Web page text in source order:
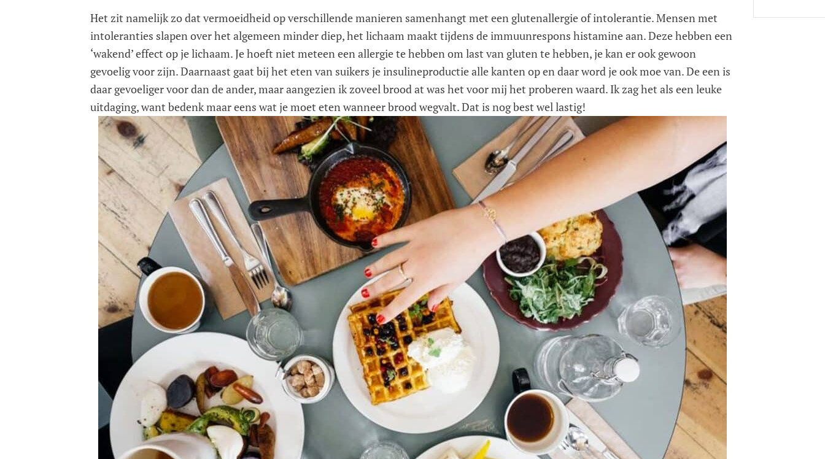
Het zit namelijk zo dat vermoeidheid op verschillende manieren samenhangt met een glutenallergie of intolerantie. Mensen met
intoleranties slapen over het algemeen minder diep, het lichaam maakt tijdens de immuunrespons histamine aan. Deze hebben een
‘wakend’ effect op je lichaam. Je hoeft niet meteen een allergie te hebben om last van gluten te hebben, je kan er ook gewoon
gevoelig voor zijn. Daarnaast gaat bij het eten van suikers je insulineproductie alle kanten op en daar word je ook moe van. De een is
daar gevoeliger voor dan de ander, maar aangezien ik zoveel brood at was het voor mij het proberen waard. Ik zag het als een leuke
uitdaging, want bedenk maar eens wat je moet eten wanneer brood wegvalt. Dat is nog best wel lastig!